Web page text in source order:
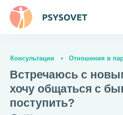
Консультации Отношения в
Встречаюсь с
хочу общаться с
поступить?